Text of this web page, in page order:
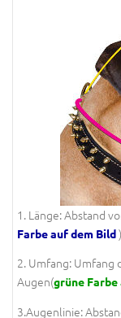
1. Länge: Abstand
Farbe auf dem Bild
2. Umfang: Umfang
Augen(grüne
3.Augenlinie: